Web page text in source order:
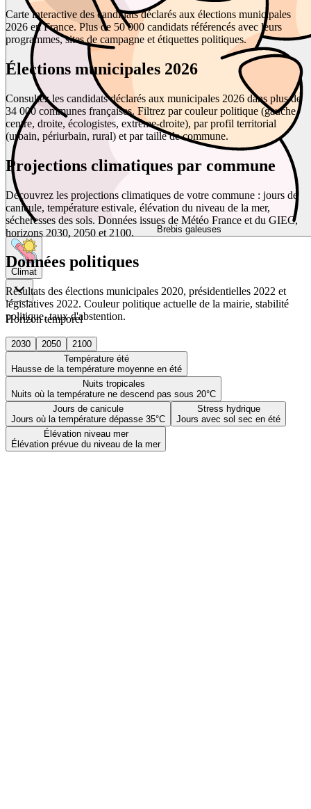
Brebis galeuses
Climat
Horizon temporel
2030 2050
2100
Température été
Hausse de la température moyenne en été
Nuits tropicales
Nuits où la température ne descend pas sous 20°C
Jours de canicule
Jours où la température dépasse 35°C
Stress hydrique
Jours avec sol sec en été
Élévation niveau mer
Élévation prévue du niveau de la mer
Carte interactive des candidats déclarés aux élections municipales
2026 en France. Plus de 50 000 candidats référencés avec leurs
programmes, sites de campagne et étiquettes politiques.
Élections municipales 2026
Consultez les candidats déclarés aux municipales 2026 dans plus de
34 000 communes françaises. Filtrez par couleur politique (gauche,
centre, droite, écologistes, extrême-droite), par profil territorial
(urbain, périurbain, rural) et par taille de commune.
Projections climatiques par commune
Découvrez les projections climatiques de votre commune : jours de
canicule, température estivale, élévation du niveau de la mer,
sécheresses des sols. Données issues de Météo France et du GIEC,
horizons 2030, 2050 et 2100.
Données politiques
Résultats des élections municipales 2020, présidentielles 2022 et
législatives 2022. Couleur politique actuelle de la mairie, stabilité
politique, taux d'abstention.